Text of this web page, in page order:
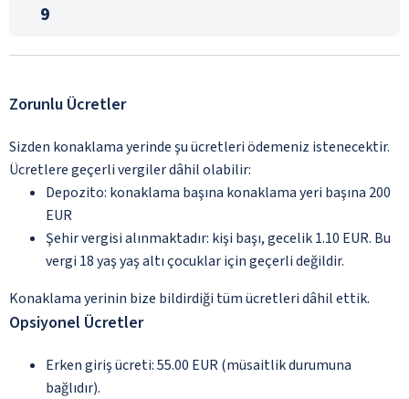
9
Zorunlu Ücretler
Sizden konaklama yerinde şu ücretleri ödemeniz istenecektir.
Ücretlere geçerli vergiler dâhil olabilir:
Depozito: konaklama başına konaklama yeri başına 200
EUR
Şehir vergisi alınmaktadır: kişi başı, gecelik 1.10 EUR. Bu
vergi 18 yaş yaş altı çocuklar için geçerli değildir.
Konaklama yerinin bize bildirdiği tüm ücretleri dâhil ettik.
Opsiyonel Ücretler
Erken giriş ücreti: 55.00 EUR (müsaitlik durumuna
bağlıdır).